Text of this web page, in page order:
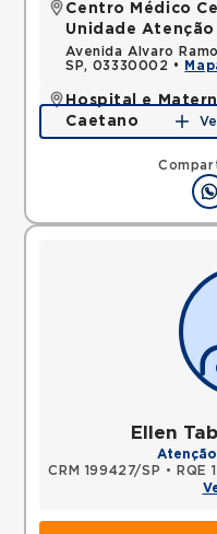
Centro Médico
Unidade
Avenida Alvaro
SP, 03330002 •
Hospital e
Caetano
Rua Walter
do Sul, SP, 09531-
Ellen
CRM 199427/SP •
RQE